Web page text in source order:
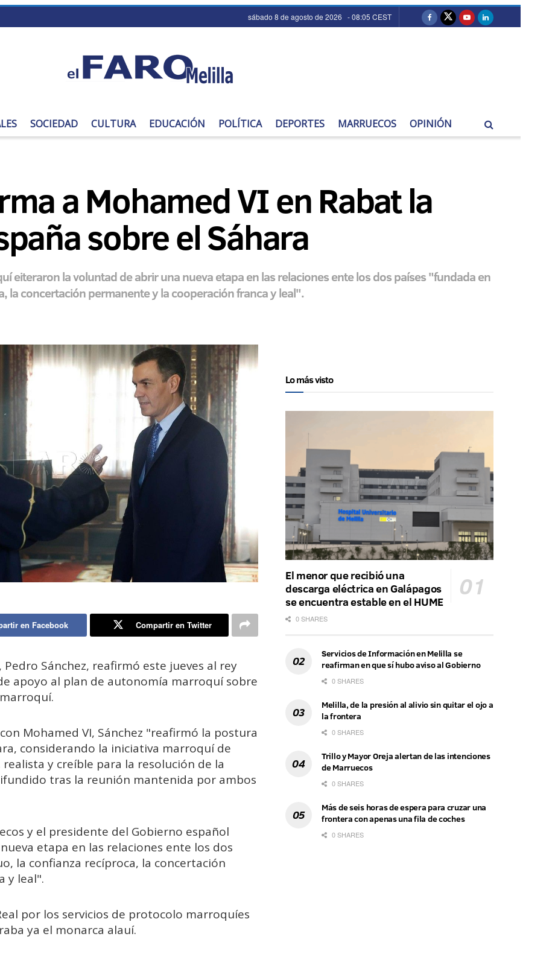
sábado 8 de agosto de 2026 - 08:05 CEST
SOCIEDAD CULTURA EDUCACIÓN POLÍTICA DEPORTES MARRUECOS OPINIÓN
a Mohamed VI en Rabat la
sobre el Sáhara
eiteraron la voluntad de abrir una nueva etapa en las relaciones ente los dos países "fundada en
la concertación permanente y la cooperación franca y leal".
en Facebook Compartir en Twitter
Sánchez, reafirmó este jueves al rey
apoyo al plan de autonomía marroquí sobre
Mohamed VI, Sánchez "reafirmó la postura
considerando la iniciativa marroquí de
y creíble para la resolución de la
tras la reunión mantenida por ambos
y el presidente del Gobierno español
etapa en las relaciones ente los dos
la confianza recíproca, la concertación
y leal".
por los servicios de protocolo marroquíes
ya el monarca alauí.
Lo más visto
El menor que recibió una
descarga eléctrica en Galápagos
se encuentra estable en el HUME
0 SHARES
Servicios de Información en Melilla se
reafirman en que sí hubo aviso al Gobierno
0 SHARES
Melilla, de la presión al alivio sin quitar el ojo a
la frontera
0 SHARES
Trillo y Mayor Oreja alertan de las intenciones
de Marruecos
0 SHARES
Más de seis horas de espera para cruzar una
frontera con apenas una fila de coches
0 SHARES